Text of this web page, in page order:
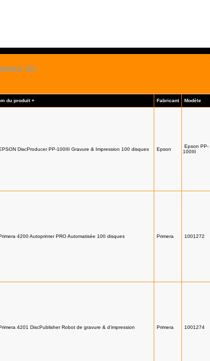
ici
du produit +
Fabricant Modèle
DiscProducer PP-100III Gravure & Impression 100 disques Epson
Epson PP-
100III
4200 Autoprinter PRO Automatisée 100 disques Primera 1001272
4201 DiscPublisher Robot de gravure & d'impression Primera 1001274